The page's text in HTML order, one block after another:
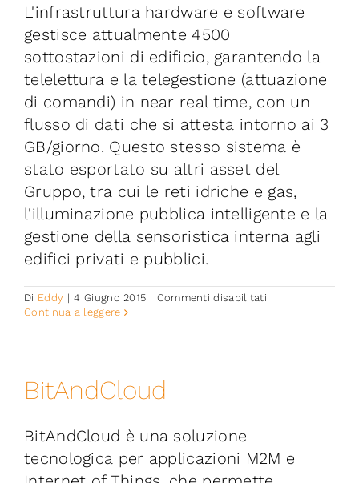
Contatti
Piattaforma First
Piattaforma SmartCommunities
L'infrastruttura hardware e software
gestisce attualmente 4500
sottostazioni di edificio, garantendo la
telelettura e la telegestione (attuazione
di comandi) in near real time, con un
flusso di dati che si attesta intorno ai 3
GB/giorno. Questo stesso sistema è
stato esportato su altri asset del
Gruppo, tra cui le reti idriche e gas,
l'illuminazione pubblica intelligente e la
gestione della sensoristica interna agli
edifici privati e pubblici.
Di Eddy | 4 Giugno 2015 | Commenti disabilitatisu
IoT
Continua a leggere
BitAndCloud
BitAndCloud è una soluzione
tecnologica per applicazioni M2M e